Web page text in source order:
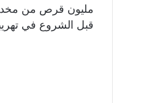
مليون قرص من مخدر
قبل الشروع في